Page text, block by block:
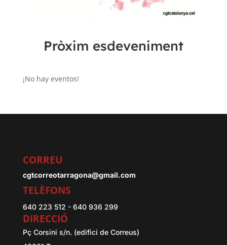
Pròxim esdeveniment
¡No hay eventos!
CORREU
cgtcorreotarragona@gmail.com
TELÈFONS
640 223 512 - 640 936 299
DIRECCIÓ
Pç Corsini s/n. (edifici de Correus)